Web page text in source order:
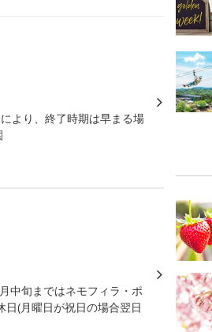
より、終了時期は早まる場
中旬まではネモフィラ・ポ
日(月曜日が祝日の場合翌日